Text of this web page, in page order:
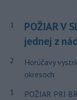
1
POŽIAR V
jednej z
2
Horúčavy
okresoch
3
POŽIAR PRI